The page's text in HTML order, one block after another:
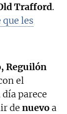
Trafford.
les
Reguilón
el
parece
de nuevo a